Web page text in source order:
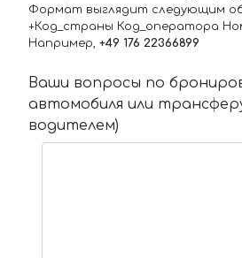
Формат выглядит следующим
+Код_страны Код_оператора
Например, +49 176 22366899
Ваши вопросы по
автомобиля или
водителем)